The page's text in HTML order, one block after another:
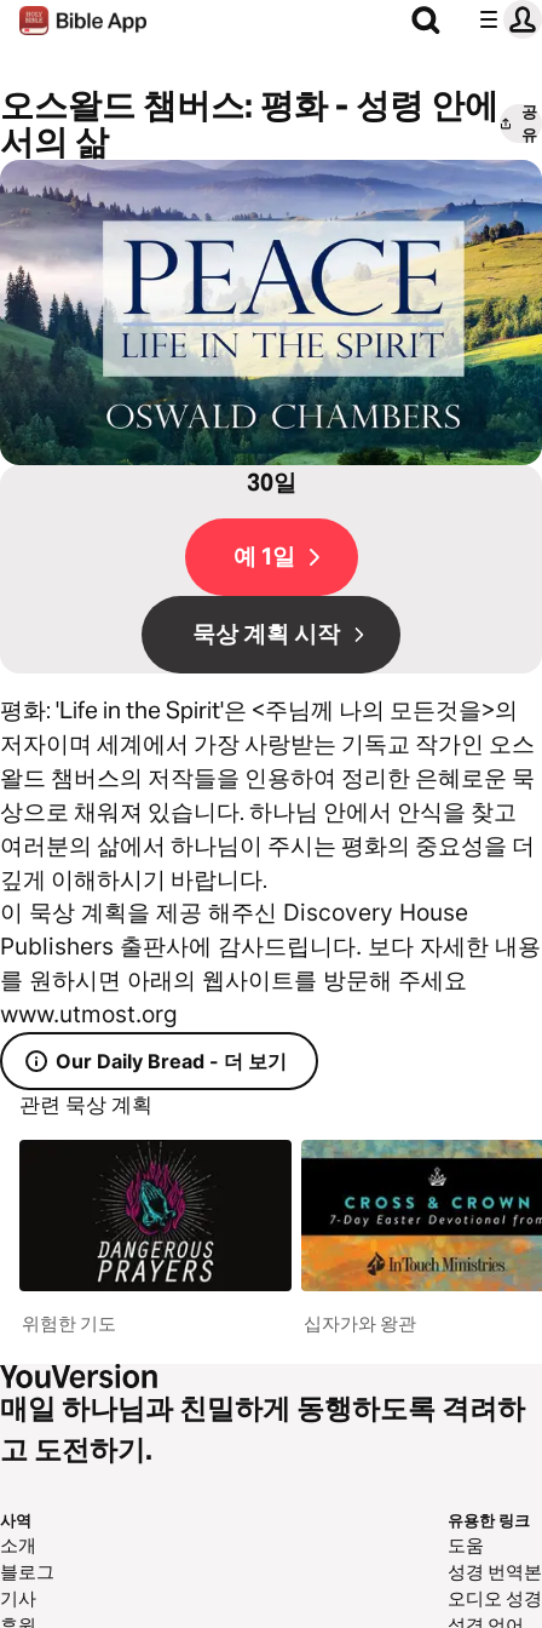
오스왈드 챔버스: 평화 - 성령 안에
서의 삶
공
유
30일
예 1일
묵상 계획 시작
평화: 'Life in the Spirit'은 <주님께 나의 모든것을>의
저자이며 세계에서 가장 사랑받는 기독교 작가인 오스
왈드 챔버스의 저작들을 인용하여 정리한 은혜로운 묵
상으로 채워져 있습니다. 하나님 안에서 안식을 찾고
여러분의 삶에서 하나님이 주시는 평화의 중요성을 더
깊게 이해하시기 바랍니다.
이 묵상 계획을 제공 해주신 Discovery House
Publishers 출판사에 감사드립니다. 보다 자세한 내용
를 원하시면 아래의 웹사이트를 방문해 주세요
www.utmost.org
Our Daily Bread - 더 보기
관련 묵상 계획
위험한 기도 십자가와 왕관
매일 하나님과 친밀하게 동행하도록 격려하
고 도전하기.
사역
소개
블로그
기사
유용한 링크
도움
성경 번역본
오디오 성경